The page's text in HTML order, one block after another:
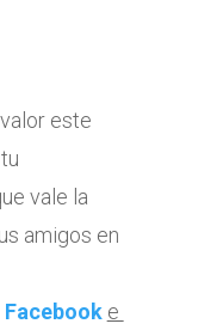
este
vale la
amigos en
Facebook e